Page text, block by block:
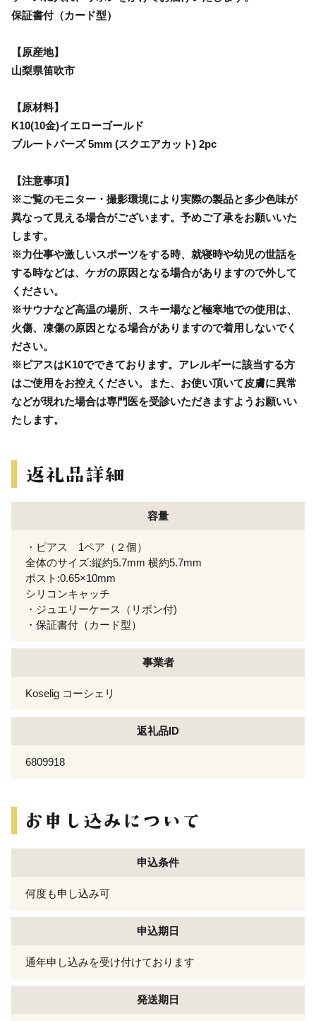
保証書付（カード型）
【原産地】
山梨県笛吹市
【原材料】
K10(10金)イエローゴールド
ブルートパーズ 5mm (スクエアカット) 2pc
【注意事項】
※ご覧のモニター・撮影環境により実際の製品と多少色味が
異なって見える場合がございます。予めご了承をお願いいた
します。
※力仕事や激しいスポーツをする時、就寝時や幼児の世話を
する時などは、ケガの原因となる場合がありますので外して
ください。
※サウナなど高温の場所、スキー場など極寒地での使用は、
火傷、凍傷の原因となる場合がありますので着用しないでく
ださい。
※ピアスはK10でできております。アレルギーに該当する方
はご使用をお控えください。また、お使い頂いて皮膚に異常
などが現れた場合は専門医を受診いただきますようお願いい
たします。
容量
・ピアス 1ペア（２個）
全体のサイズ:縦約5.7mm 横約5.7mm
ポスト:0.65×10mm
シリコンキャッチ
・ジュエリーケース（リボン付)
・保証書付（カード型）
事業者
Koselig コーシェリ
返礼品ID
6809918
申込条件
何度も申し込み可
申込期日
通年申し込みを受け付けております
発送期日